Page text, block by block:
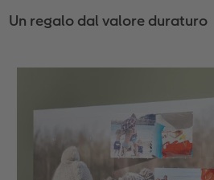
Un regalo dal valore duraturo